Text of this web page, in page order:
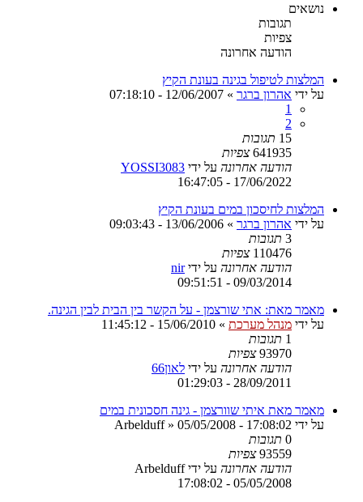
נושאים
תגובות
צפיות
הודעה אחרונה
המלצות לטיפול בגינה בעונת הקיץ
על ידי אהרון ברגר »
12/06/2007 - 07:18:10
1
2
15 תגובות
641935 צפיות
הודעה אחרונה על ידי YOSSI3083
17/06/2022 - 16:47:05
המלצות לחיסכון במים בעונת הקיץ
על ידי אהרון ברגר »
13/06/2006 - 09:03:43
3 תגובות
110476 צפיות
הודעה אחרונה על ידיnir
09/03/2014 - 09:51:51
מאמר מאת: אתי שורצמן - על הקשר בין הבית לבין הגינה.
על ידי מנהל מערכת »
15/06/2010 - 11:45:12
1 תגובות
93970 צפיות
הודעה אחרונה על ידי לאון66
28/09/2011 - 01:29:03
מאמר מאת איתי שוורצמן - גינה חסכונית במים
על ידי
Arbelduff» 05/05/2008 - 17:08:02
0 תגובות
93559 צפיות
הודעה אחרונה על ידיArbelduff
05/05/2008 - 17:08:02